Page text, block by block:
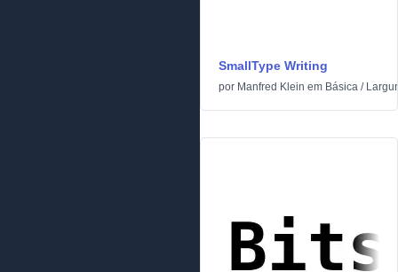
SmallType Writing
por Manfred Klein em Básica /